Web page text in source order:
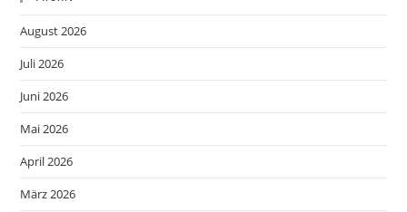
August 2026
Juli 2026
Juni 2026
Mai 2026
April 2026
März 2026